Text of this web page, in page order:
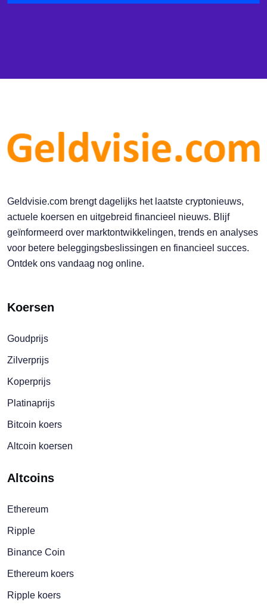
Geldvisie.com brengt dagelijks het laatste cryptonieuws,
actuele koersen en uitgebreid financieel nieuws. Blijf
geïnformeerd over marktontwikkelingen, trends en analyses
voor betere beleggingsbeslissingen en financieel succes.
Ontdek ons vandaag nog online.
Koersen
Goudprijs
Zilverprijs
Koperprijs
Platinaprijs
Bitcoin koers
Altcoin koersen
Altcoins
Ethereum
Ripple
Binance Coin
Ethereum koers
Ripple koers